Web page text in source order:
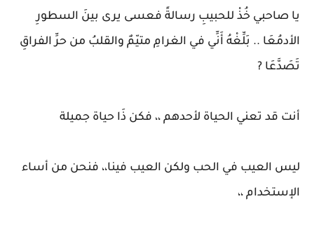
يا صاحبي خُذْ للحبيبِ رسالةً فعسى يرى بينَ السطورِ
الأدمُعَا .. بَلِّغْهُ أَنِّي في الغرامِ متيّمٌ والقلبُ من حرِّ الفراقِ
تَصَدَّعَا ?
أنت قد تعني الحياة لأحدهم ،، فكن ذَا حياة جميلة
ليس العيب في الحب ولكن العيب فينا،، فنحن من أساء
الإستخدام ،،